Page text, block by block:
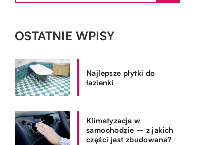
OSTATNIE WPISY
Najlepsze płytki do
łazienki
Klimatyzacja w
samochodzie – z jakich
części jest zbudowana?